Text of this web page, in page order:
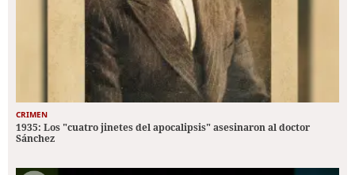
CRIMEN
1935: Los "cuatro jinetes del apocalipsis" asesinaron al doctor
Sánchez